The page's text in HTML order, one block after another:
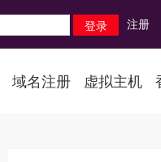
注册
域名注册 虚拟主机